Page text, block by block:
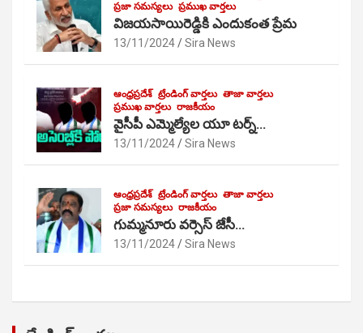
ప్రజా సమస్యలు ప్రముఖ వార్తలు
విజయసాయిరెడ్డికి ఎందుకంత ప్రేమ
13/11/2024 Sira News
ఆంధ్రప్రదేశ్ ట్రేండింగ్ వార్తలు తాజా వార్తలు
ప్రముఖ వార్తలు రాజకీయం
వైసీపీ ఎమ్మెల్యేల యూ టర్న్…
13/11/2024 Sira News
ఆంధ్రప్రదేశ్ ట్రేండింగ్ వార్తలు తాజా వార్తలు
ప్రజా సమస్యలు రాజకీయం
గుమ్మనూరు వర్సెస్ జేసీ…
13/11/2024 Sira News